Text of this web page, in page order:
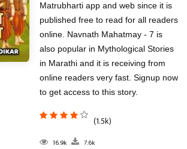
Matrubharti app and web since it is
published free to read for all readers
online. Navnath Mahatmay - 7 is
also popular in Mythological Stories
in Marathi and it is receiving from
online readers very fast. Signup now
to get access to this story.
(1.5k)
16.9k 7.6k